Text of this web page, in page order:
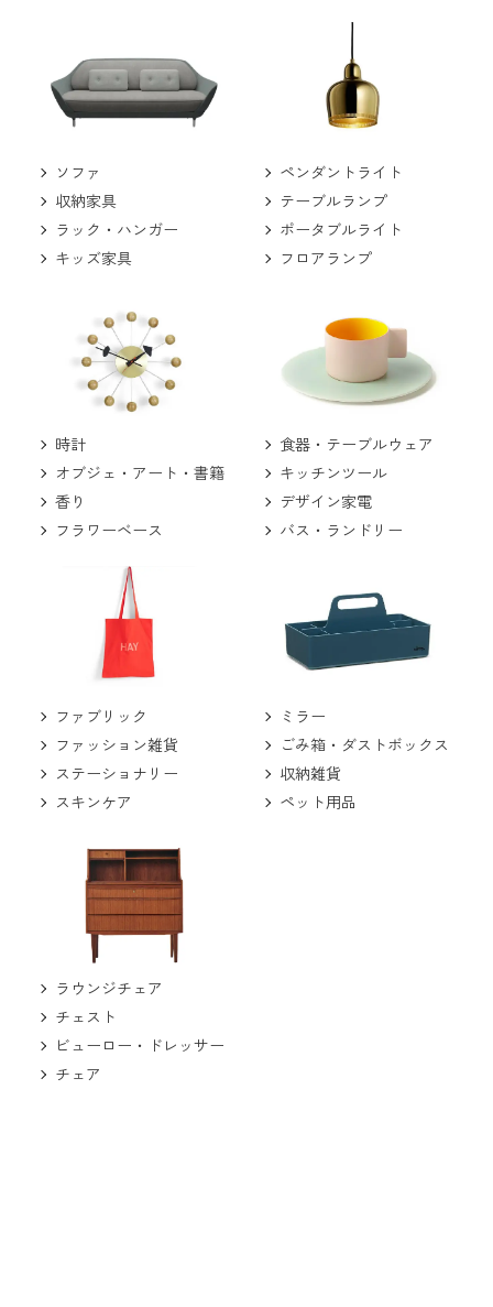
ソファ
収納家具
ラック・ハンガー
キッズ家具
ペンダントライト
テーブルランプ
ポータブルライト
フロアランプ
時計
オブジェ・アート・書籍
香り
フラワーベース
食器・テーブルウェア
キッチンツール
デザイン家電
バス・ランドリー
ファブリック
ファッション雑貨
ステーショナリー
スキンケア
ミラー
ごみ箱・ダストボックス
収納雑貨
ペット用品
ラウンジチェア
チェスト
ビューロー・ドレッサー
チェア